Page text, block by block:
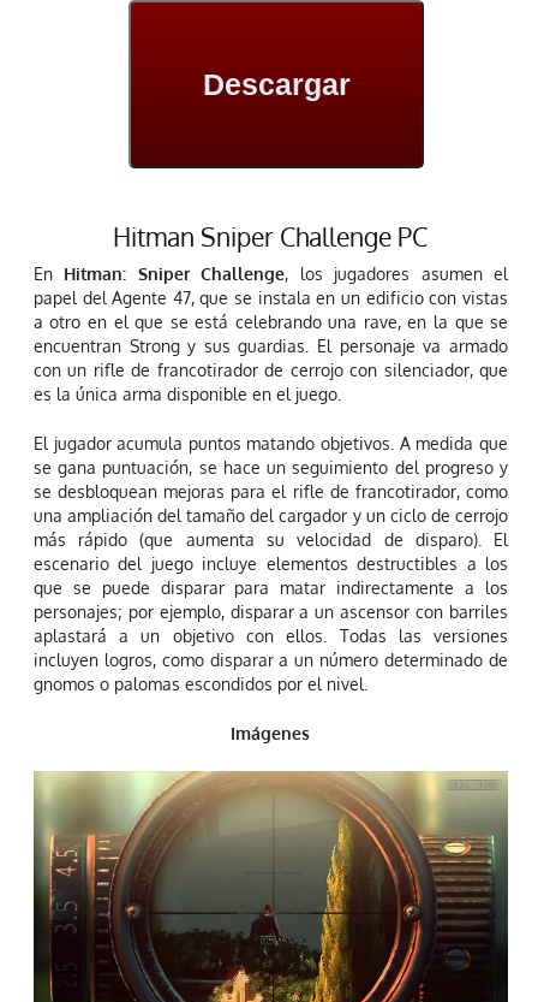
Descargar
Hitman Sniper Challenge PC
En Hitman: Sniper Challenge, los jugadores asumen el
papel del Agente 47, que se instala en un edificio con vistas
a otro en el que se está celebrando una rave, en la que se
encuentran Strong y sus guardias. El personaje va armado
con un rifle de francotirador de cerrojo con silenciador, que
es la única arma disponible en el juego.
El jugador acumula puntos matando objetivos. A medida que
se gana puntuación, se hace un seguimiento del progreso y
se desbloquean mejoras para el rifle de francotirador, como
una ampliación del tamaño del cargador y un ciclo de cerrojo
más rápido (que aumenta su velocidad de disparo). El
escenario del juego incluye elementos destructibles a los
que se puede disparar para matar indirectamente a los
personajes; por ejemplo, disparar a un ascensor con barriles
aplastará a un objetivo con ellos. Todas las versiones
incluyen logros, como disparar a un número determinado de
gnomos o palomas escondidos por el nivel.
Imágenes